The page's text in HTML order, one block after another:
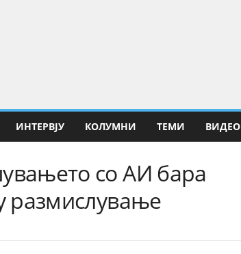
ИНТЕРВЈУ КОЛУМНИ ТЕМИ ВИДЕО
со АИ бара
размислување